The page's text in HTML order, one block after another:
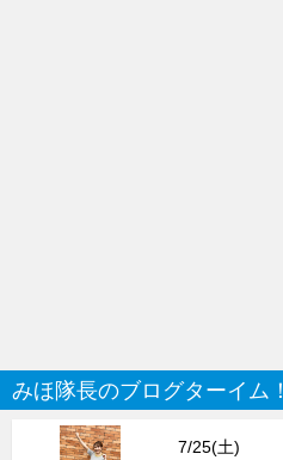
みほ隊長のブログターイム！
7/25(土)